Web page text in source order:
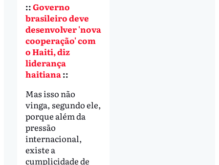
::Governo
brasileiro deve
desenvolver 'nova
cooperação' com
o Haiti, diz
liderança
haitiana::
Mas isso não
vinga, segundo ele,
porque além da
pressão
internacional,
existe a
cumplicidade de